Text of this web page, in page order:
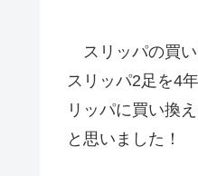
スリッパの買い
スリッパ2足を4
リッパに買い換
と思いました！